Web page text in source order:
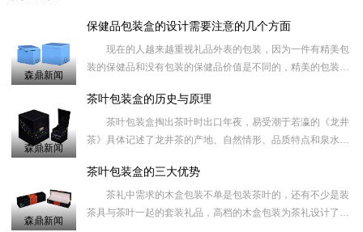
森鼎新闻
保健品包装盒的设计需要注意的几个方面
现在的人越来越重视礼品外表的包装，因为一件有精美包
装的保健品和没有包装的保健品价值是不同的，精美的包装盒
面子，收的人
森鼎新闻
茶叶包装盒的历史与原理
茶叶包装盒掏出茶叶时出口年夜，易受潮于若瀛的《龙井
茶》具体记述了龙井茶的产地、自然情形、品质特点和泉水，
叶的量不易节
森鼎新闻
茶叶包装盒的三大优势
茶礼中需求的木盒包装不单是包装茶叶的，还有不少是装
茶具与茶叶一起的套装礼品，高档的木盒包装为茶礼设计了一